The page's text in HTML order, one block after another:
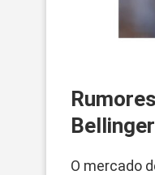
O mercado